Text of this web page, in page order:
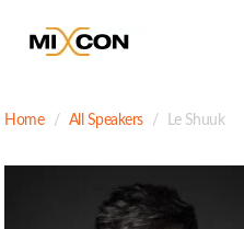
Home All Speakers Le Shuuk